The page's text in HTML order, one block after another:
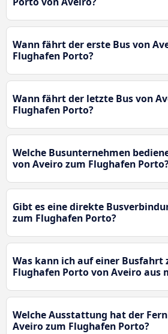
Wann fährt der erste Bus von
Flughafen Porto?
Wann fährt der letzte Bus von
Flughafen Porto?
Welche Busunternehmen
von Aveiro zum Flughafen
Gibt es eine direkte
zum Flughafen Porto?
Was kann ich auf einer Busfahrt
Flughafen Porto von Aveiro aus
Welche Ausstattung hat der
Aveiro zum Flughafen Porto?